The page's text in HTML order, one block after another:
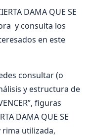
DAMA QUE SE
y consulta los
en este
consultar (o
y estructura de
figuras
DAMA QUE SE
rima utilizada,